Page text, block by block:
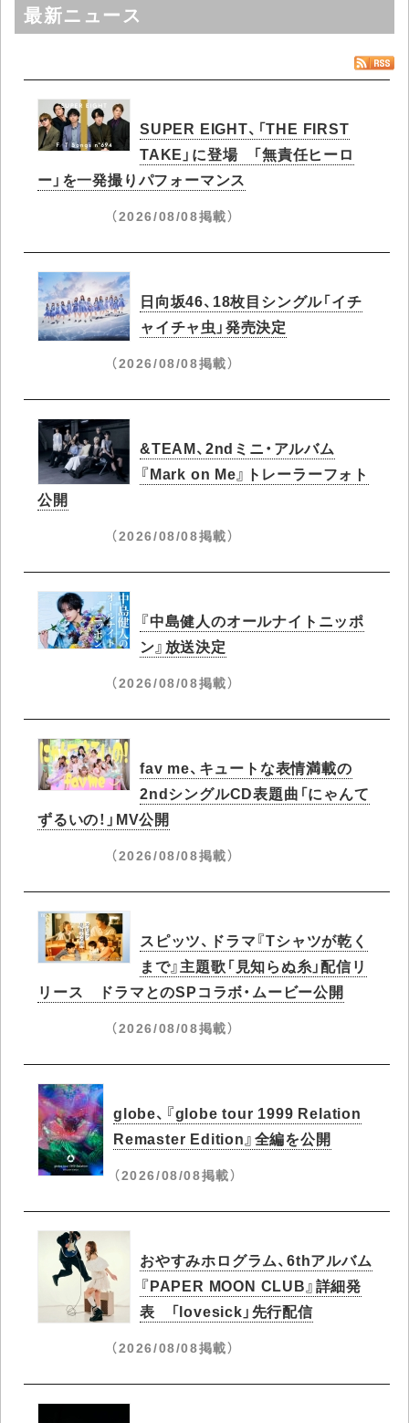
最新ニュース
SUPER EIGHT、「THE FIRST
TAKE」に登場 「無責任ヒーロ
ー」を一発撮りパフォーマンス
（2026/08/08掲載）
日向坂46、18枚目シングル「イチ
ャイチャ虫」発売決定
（2026/08/08掲載）
&TEAM、2ndミニ・アルバム
『Mark on Me』トレーラーフォト
公開
（2026/08/08掲載）
『中島健人のオールナイトニッポ
ン』放送決定
（2026/08/08掲載）
fav me、キュートな表情満載の
2ndシングルCD表題曲「にゃんて
ずるいの！」MV公開
（2026/08/08掲載）
スピッツ、ドラマ『Tシャツが乾く
まで』主題歌「見知らぬ糸」配信リ
リース ドラマとのSPコラボ・ムービー公開
（2026/08/08掲載）
globe、『globe tour 1999 Relation
Remaster Edition』全編を公開
（2026/08/08掲載）
おやすみホログラム、6thアルバム
『PAPER MOON CLUB』詳細発
表 「lovesick」先行配信
（2026/08/08掲載）